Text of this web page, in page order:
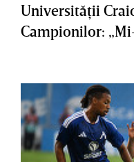
Universităţii
Campionilor: